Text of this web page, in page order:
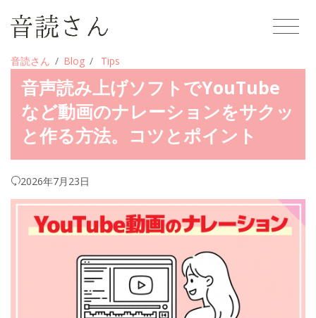
音読さん Blog Tips
音声読み上げソフトでYouTube
など動画のナレーションをサクッ
と作る方法。コツとポイント
2026年7月23日